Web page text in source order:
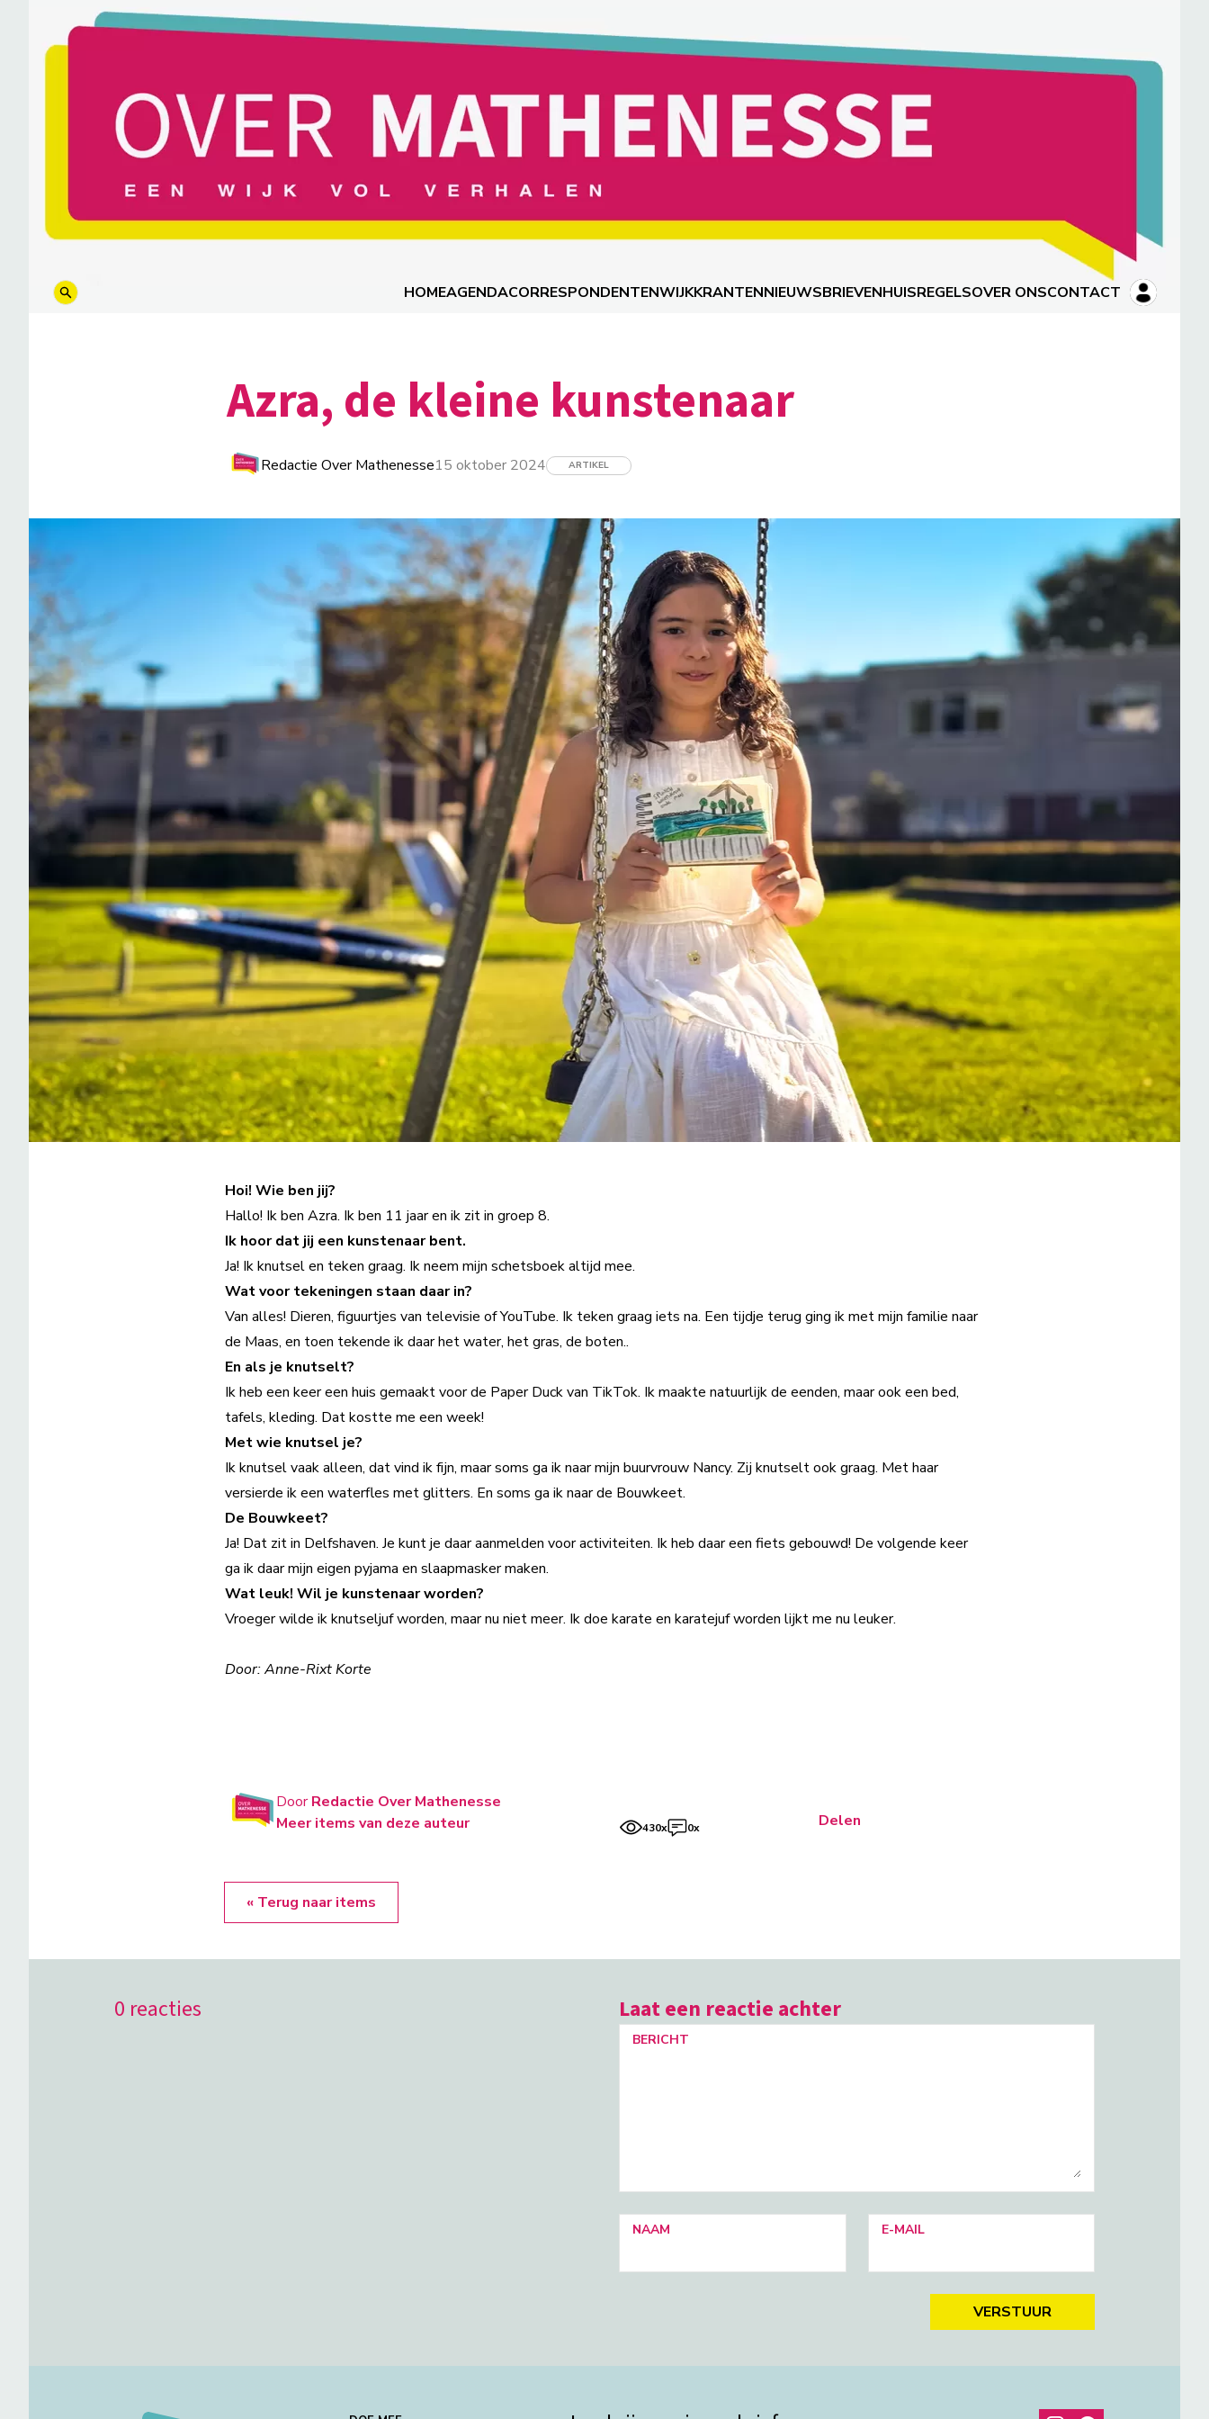
HOMEAGENDACORRESPONDENTENWIJKKRANTENNIEUWSBRIEVENHUISREGELSOVER ONSCONTACT
Azra, de kleine kunstenaar
Redactie Over Mathenesse15 oktober 2024 ARTIKEL
Hoi! Wie ben jij?
Hallo! Ik ben Azra. Ik ben 11 jaar en ik zit in groep 8.
Ik hoor dat jij een kunstenaar bent.
Ja! Ik knutsel en teken graag. Ik neem mijn schetsboek altijd mee.
Wat voor tekeningen staan daar in?
Van alles! Dieren, figuurtjes van televisie of YouTube. Ik teken graag iets na. Een tijdje terug ging ik met mijn familie naar
de Maas, en toen tekende ik daar het water, het gras, de boten..
En als je knutselt?
Ik heb een keer een huis gemaakt voor de Paper Duck van TikTok. Ik maakte natuurlijk de eenden, maar ook een bed,
tafels, kleding. Dat kostte me een week!
Met wie knutsel je?
Ik knutsel vaak alleen, dat vind ik fijn, maar soms ga ik naar mijn buurvrouw Nancy. Zij knutselt ook graag. Met haar
versierde ik een waterfles met glitters. En soms ga ik naar de Bouwkeet.
De Bouwkeet?
Ja! Dat zit in Delfshaven. Je kunt je daar aanmelden voor activiteiten. Ik heb daar een fiets gebouwd! De volgende keer
ga ik daar mijn eigen pyjama en slaapmasker maken.
Wat leuk! Wil je kunstenaar worden?
Vroeger wilde ik knutseljuf worden, maar nu niet meer. Ik doe karate en karatejuf worden lijkt me nu leuker.
Door: Anne-Rixt Korte
DoorRedactie Over Mathenesse
Meer items van deze auteur
430x 0x Delen
« Terug naar items
0 reacties Laat een reactie achter
BERICHT
NAAM E-MAIL
VERSTUUR